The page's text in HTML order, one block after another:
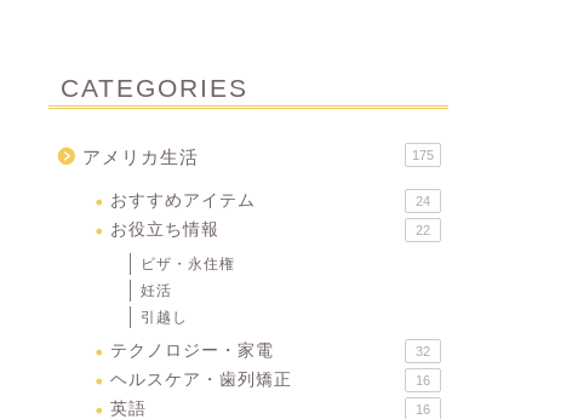
CATEGORIES
アメリカ生活 175
おすすめアイテム 24
お役立ち情報 22
ビザ・永住権
妊活
引越し
テクノロジー・家電 32
ヘルスケア・歯列矯正 16
英語 16